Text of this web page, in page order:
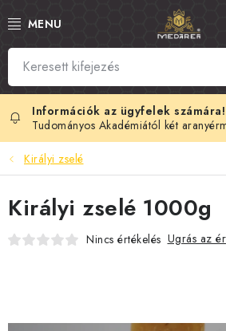
tartalomhoz
SZLOVÁK MÉZ
MANUKA MÉZ
MÉHPEMPŐ
KIRÁLYI ZSELÉ
Tudományos Akadémiától két
Királyi zselé
Királyi zselé 1000g
Nincs értékelés Ugrás az